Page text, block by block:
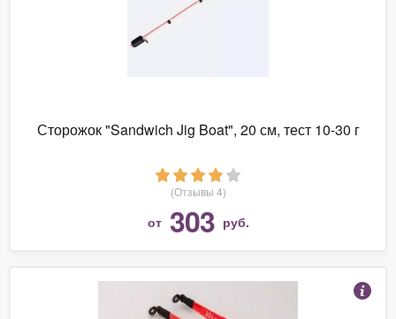
Сторожок "Sandwich Jig Boat", 20 см, тест 10-30 г
(Отзывы 4)
от 303 руб.